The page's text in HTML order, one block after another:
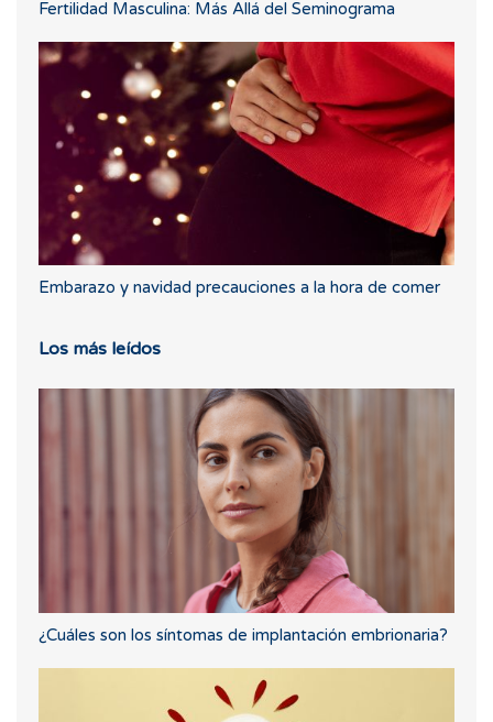
Fertilidad Masculina: Más Allá del Seminograma
Embarazo y navidad precauciones a la hora de comer
Los más leídos
¿Cuáles son los síntomas de implantación embrionaria?